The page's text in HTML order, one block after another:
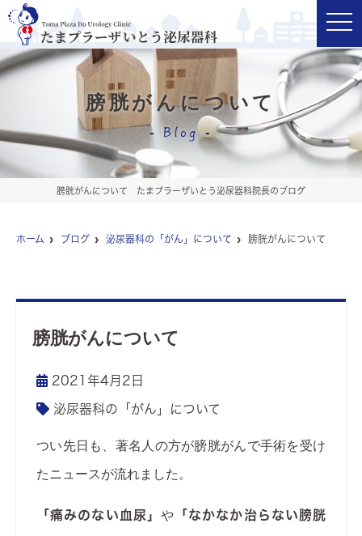
t
o
g
l
e
n
g
t
膀胱がんについて
Blog
膀胱がんについて たまプラーザいとう泌尿器科院長のブログ
ホーム ブログ 泌尿器科の「がん」について 膀胱がんについて
膀胱がんについて
2021年4月2日
泌尿器科の「がん」について
つい先日も、著名人の方が膀胱がんで手術を受け
たニュースが流れました。
「痛みのない血尿」 や 「なかなか治らない膀胱